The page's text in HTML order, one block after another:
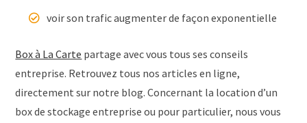
voir son trafic augmenter de façon exponentielle
Box à La Carte partage avec vous tous ses conseils
entreprise. Retrouvez tous nos articles en ligne,
directement sur notre blog. Concernant la location d’un
box de stockage entreprise ou pour particulier, nous vous